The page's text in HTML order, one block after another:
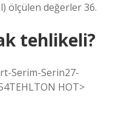
ölçülen değerler 36.
tehlikeli?
Serim-Serin27-
HOT>